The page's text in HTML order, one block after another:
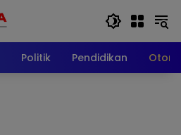
Politik Pendidikan